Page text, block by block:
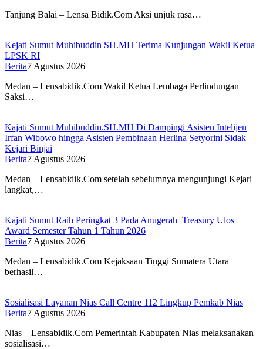
Tanjung Balai – Lensa Bidik.Com Aksi unjuk rasa…
Kejati Sumut Muhibuddin SH.MH Terima Kunjungan Wakil Ketua
LPSK RI
Berita7 Agustus 2026
Medan – Lensabidik.Com Wakil Ketua Lembaga Perlindungan
Saksi…
Kajati Sumut Muhibuddin.SH.MH Di Dampingi Asisten Intelijen
Irfan Wibowo hingga Asisten Pembinaan Herlina Setyorini Sidak
Kejari Binjai
Berita7 Agustus 2026
Medan – Lensabidik.Com setelah sebelumnya mengunjungi Kejari
langkat,…
Kajati Sumut Raih Peringkat 3 Pada Anugerah Treasury Ulos
Award Semester Tahun 1 Tahun 2026
Berita7 Agustus 2026
Medan – Lensabidik.Com Kejaksaan Tinggi Sumatera Utara
berhasil…
Sosialisasi Layanan Nias Call Centre 112 Lingkup Pemkab Nias
Berita7 Agustus 2026
Nias – Lensabidik.Com Pemerintah Kabupaten Nias melaksanakan
sosialisasi…